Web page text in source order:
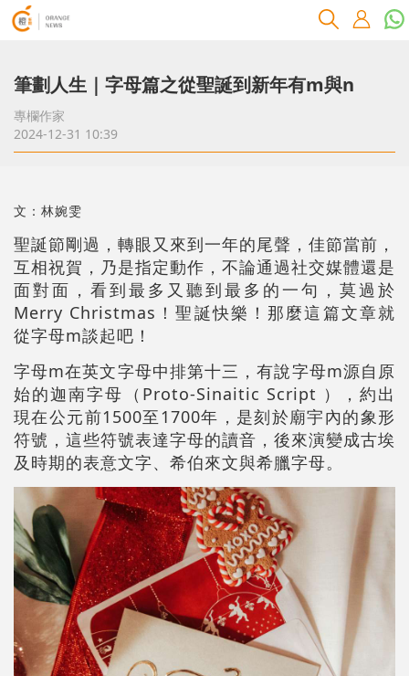
筆劃人生｜字母篇之從聖誕到新年有m與n
專欄作家
2024-12-31 10:39
文：林婉雯
聖誕節剛過，轉眼又來到一年的尾聲，佳節當前，
互相祝賀，乃是指定動作，不論通過社交媒體還是
面對面，看到最多又聽到最多的一句，莫過於
Merry Christmas！聖誕快樂！那麼這篇文章就
從字母m談起吧！
字母m在英文字母中排第十三，有說字母m源自原
始的迦南字母（Proto-Sinaitic Script ），約出
現在公元前1500至1700年，是刻於廟宇內的象形
符號，這些符號表達字母的讀音，後來演變成古埃
及時期的表意文字、希伯來文與希臘字母。